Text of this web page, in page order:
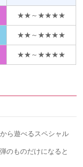
★★～★★★★
★★～★★★★
★★～★★★★
ら遊べるスペシャル
のものだけになると